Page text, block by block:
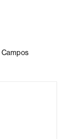
Campos